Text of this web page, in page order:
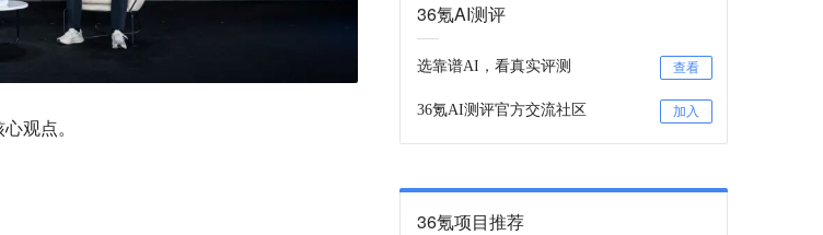
观点。
36氪AI测评
选靠谱AI，看真实评测 查看
36氪AI测评官方交流社区 加入
36氪项目推荐